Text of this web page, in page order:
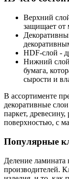
Верхний
защищает от
HDF-слой -
Нижний слой
бумага,
сырости и
В ассортименте
декоративные
паркет,
поверхностью, с
Популярные
Деление ламината
производителей.